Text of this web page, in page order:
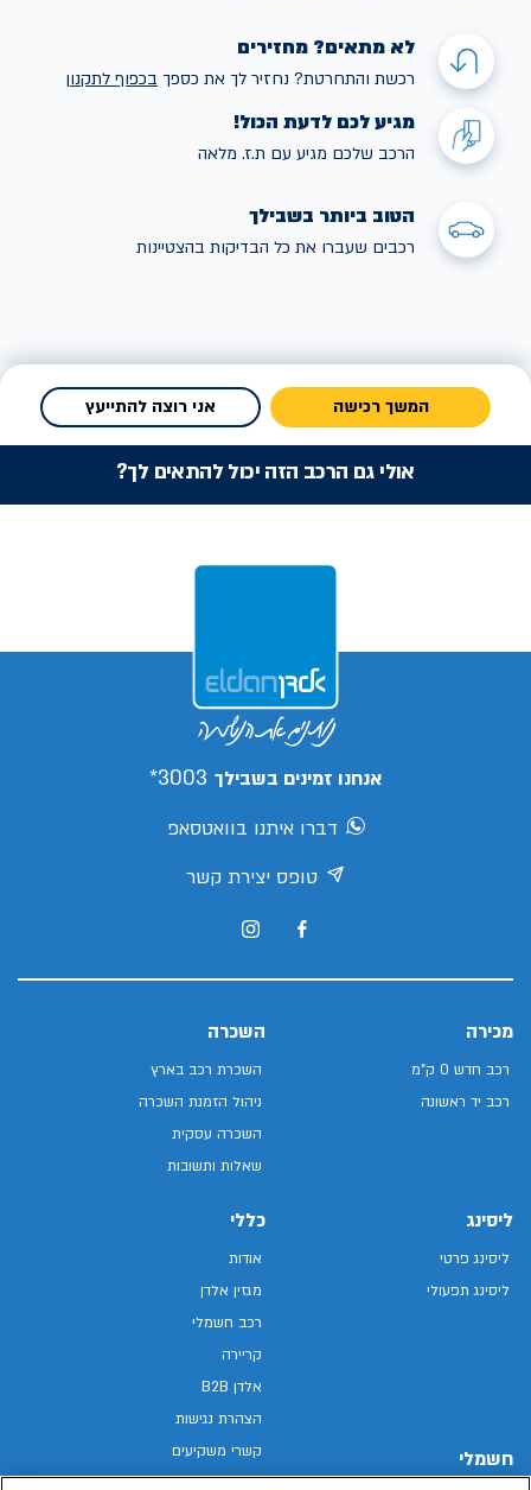
לא מתאים? מחזירים
רכשת והתחרטת? נחזיר לך את כספך בכפוף לתקנון
מגיע לכם לדעת הכול!
הרכב שלכם מגיע עם ת.ז. מלאה
הטוב ביותר בשבילך
רכבים שעברו את כל הבדיקות בהצטיינות
המשך רכישה אני רוצה להתייעץ
אולי גם הרכב הזה יכול להתאים לך?
אנחנו זמינים בשבילך 3003*
דברו איתנו בוואטסאפ
טופס יצירת קשר
מכירה
רכב חדש 0 ק"מ
רכב יד ראשונה
השכרה
השכרת רכב בארץ
ניהול הזמנת השכרה
השכרה עסקית
שאלות ותשובות
ליסינג
ליסינג פרטי
ליסינג תפעולי
חשמלי
כללי
אודות
מגזין אלדן
רכב חשמלי
קריירה
אלדן B2B
הצהרת נגישות
קשרי משקיעים
מפת האתר